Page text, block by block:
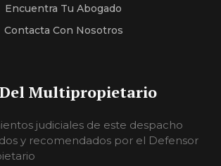
Encuentra Tu Abogado
Contacta Con Nosotros
Multipropietario
judiciales de este despacho
y recomendados por el Defensor